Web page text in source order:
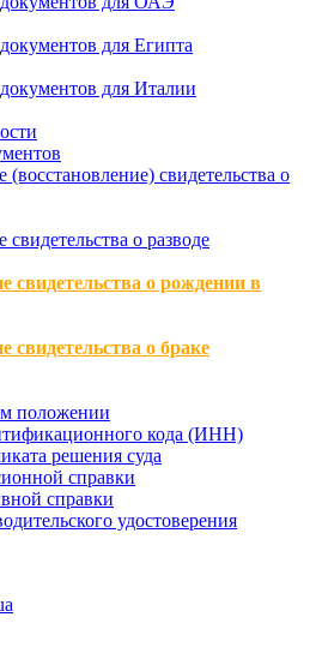
для Египта
для Италии
(восстановление) свидетельства о
свидетельства о разводе
свидетельства о рождении в
свидетельства о браке
положении
кода (ИНН)
решения суда
справки
справки
удостоверения